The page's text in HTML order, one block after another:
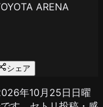
ARENA
シェア
年10月25日日曜